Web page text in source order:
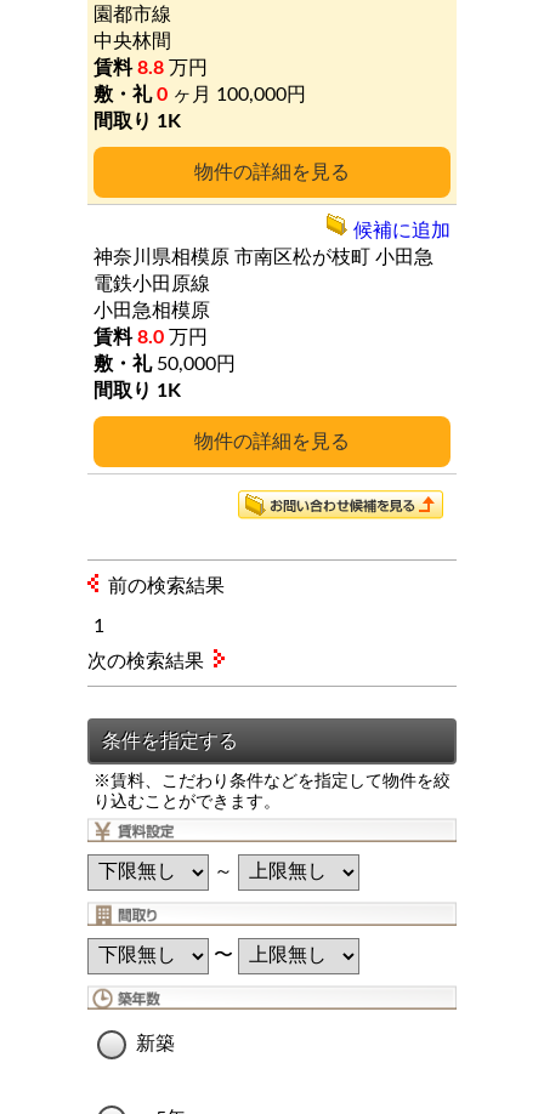
詳細
園都市線
中央林間
8.8 万円
0 ヶ月 100,000円
1K
詳細
神奈川県相模原 市南区松が枝町 小田急
電鉄小田原線
小田急相模原
8.0 万円
50,000円
1K
候補に追加
前の検索結果
1
※賃料、こだわり条件などを指定して物件を絞
り込むことができます。
～
〜
新築